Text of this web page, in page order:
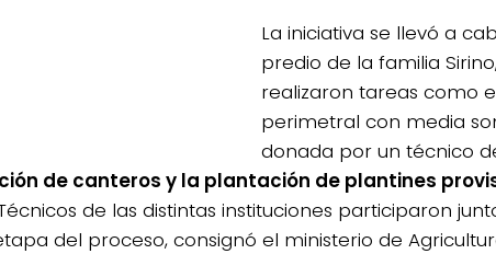
La iniciativa se llevó a
predio de la familia
realizaron tareas como
perimetral con media
donada por un técnico
de canteros y la plantación de plantines
de las distintas instituciones participaron
del proceso, consignó el ministerio de